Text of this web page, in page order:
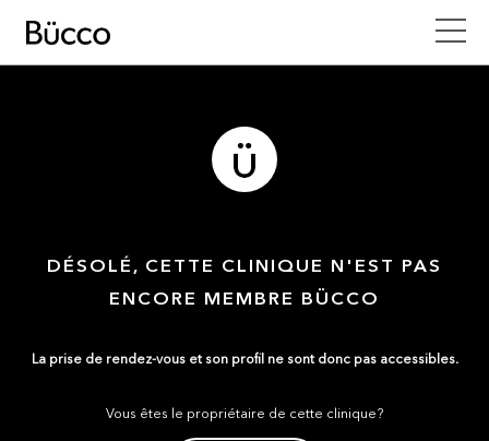
DÉSOLÉ, CETTE CLINIQUE N'EST PAS
ENCORE MEMBRE BÜCCO
La prise de rendez-vous et son profil ne sont donc pas accessibles.
Vous êtes le propriétaire de cette clinique?